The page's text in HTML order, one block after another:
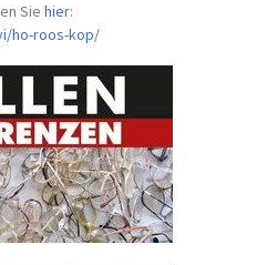
Siehier:
ho-roos-kop/